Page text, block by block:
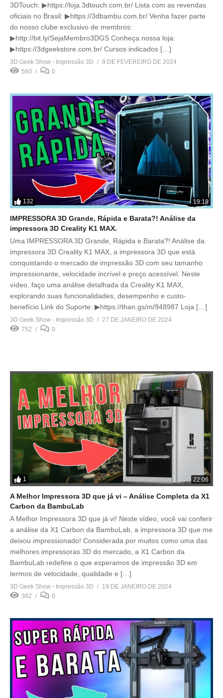
3DTouch: ▶https://loja.3dtouch.com.br/ Lista com as revendas
oficiais no Brasil: ▶https://3dbambu.com.br/ Venha fazer parte
do nosso clube exclusivo de membros:
▶http://bit.ly/SejaMembro3DGS Conheça nossa loja:
▶https://3dgeekstore.com.br/ Cursos indicados […]
3D Geek Show - Impressão 3D
9 DE FEVEREIRO DE 2024
560
0
132 19:18
IMPRESSORA 3D Grande, Rápida e Barata?! Análise da
impressora 3D Creality K1 MAX.
Uma IMPRESSORA 3D Grande, Rápida e Barata?! Análise da
impressora 3D Creality K1 MAX, a impressora 3D que está
conquistando o mercado de impressão 3D com seu tamanho
impressionante, velocidade incrível e preço acessível. Neste
vídeo, faço uma análise detalhada da Creality K1 MAX,
explorando suas funcionalidades, desempenho e custo-
benefício Link do Suporte: ▶https://than.gs/m/948987 Loja […]
3D Geek Show - Impressão 3D
27 DE JANEIRO DE 2024
752
0
1 22:06
A Melhor Impressora 3D que já vi – Análise Completa da X1
Carbon da BambuLab
A Melhor Impressora 3D que já vi! Neste vídeo, você vai conferir
a análise da X1 Carbon da BambuLab, a impressora 3D que me
deixou impressionado! Considerada por muitos como uma das
melhores impressoras 3D do mercado, a X1 Carbon da
BambuLab redefine o que esperamos de impressão 3D em
termos de velocidade, qualidade e […]
3D Geek Show - Impressão 3D
19 DE JANEIRO DE 2024
382
0